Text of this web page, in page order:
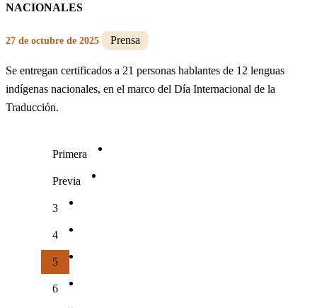
NACIONALES
27 de octubre de 2025 Prensa
Se entregan certificados a 21 personas hablantes de 12 lenguas
indígenas nacionales, en el marco del Día Internacional de la
Traducción.
Primera
Previa
3
4
5
6